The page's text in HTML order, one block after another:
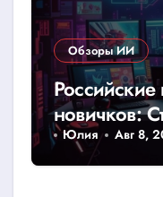
Обзоры ИИ
новичков:
Юлия Авг 8,